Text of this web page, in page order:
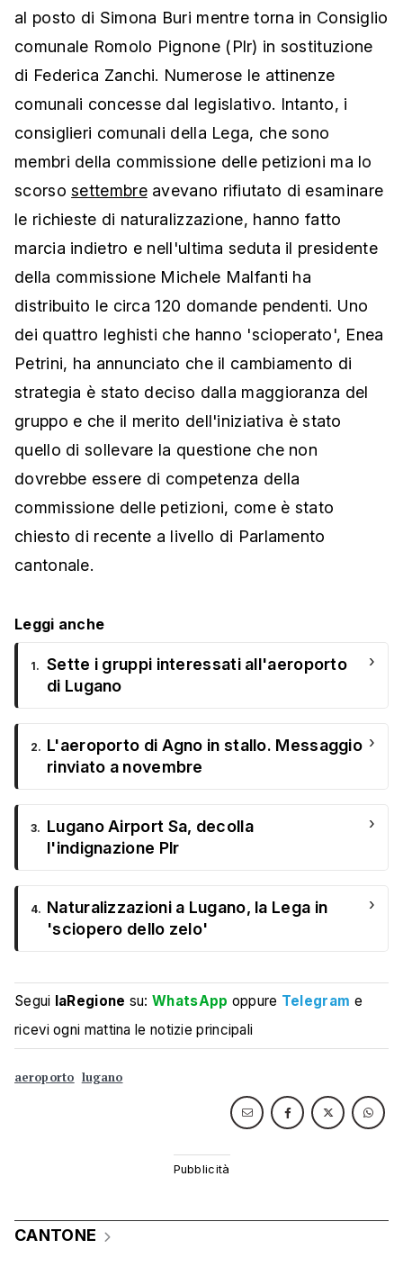
al posto di Simona Buri mentre torna in Consiglio
comunale Romolo Pignone (Plr) in sostituzione
di Federica Zanchi. Numerose le attinenze
comunali concesse dal legislativo. Intanto, i
consiglieri comunali della Lega, che sono
membri della commissione delle petizioni ma lo
scorsosettembreavevano rifiutato di esaminare
le richieste di naturalizzazione, hanno fatto
marcia indietro e nell'ultima seduta il presidente
della commissione Michele Malfanti ha
distribuito le circa 120 domande pendenti. Uno
dei quattro leghisti che hanno 'scioperato', Enea
Petrini, ha annunciato che il cambiamento di
strategia è stato deciso dalla maggioranza del
gruppo e che il merito dell'iniziativa è stato
quello di sollevare la questione che non
dovrebbe essere di competenza della
commissione delle petizioni, come è stato
chiesto di recente a livello di Parlamento
cantonale.
Leggi anche
1. Sette i gruppi interessati all'aeroporto
di Lugano
›
2. L'aeroporto di Agno in stallo. Messaggio
rinviato a novembre
›
3. Lugano Airport Sa, decolla
l'indignazione Plr
›
4. Naturalizzazioni a Lugano, la Lega in
'sciopero dello zelo'
›
Segui laRegione su:WhatsApp oppure Telegram e
ricevi ogni mattina le notizie principali
aeroporto lugano
CANTONE